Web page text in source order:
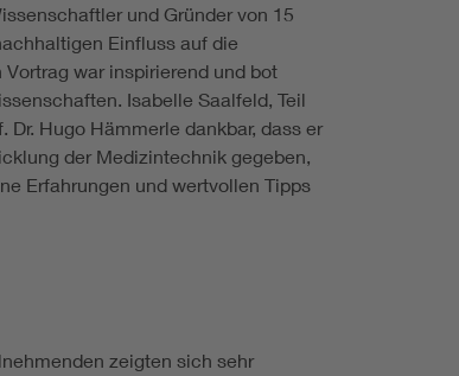
und Gründer von 15
Einfluss auf die
war inspirierend und bot
Isabelle Saalfeld, Teil
Hugo Hämmerle dankbar, dass er
der Medizintechnik gegeben,
Erfahrungen und wertvollen Tipps
zeigten sich sehr